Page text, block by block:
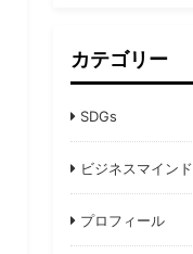
カテゴリー
SDGs
ビジネスマインド
プロフィール